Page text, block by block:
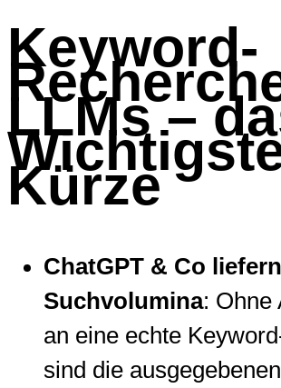
Keyword-
LLMs –
Kürze
ChatGPT & Co
Suchvolumina: Ohne
an eine echte
sind die